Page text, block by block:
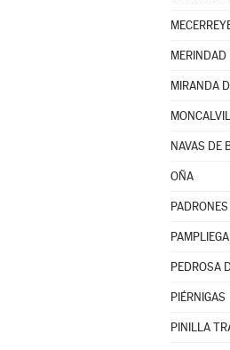
MERINDAD
MIRANDA
NAVAS DE
OÑA
PAMPLIEGA
PEDROSA
PIÉRNIGAS
PINILLA